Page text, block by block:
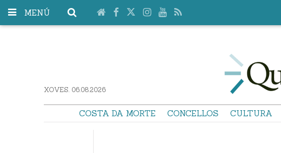
MENÚ
XOVES. 06.08.2026
COSTA DA MORTE CONCELLOS CULTURA